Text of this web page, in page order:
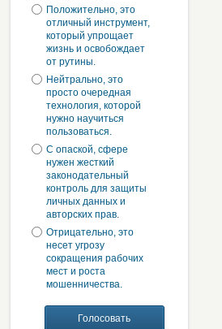
Положительно, это
отличный инструмент,
который упрощает
жизнь и освобождает
от рутины.
Нейтрально, это
просто очередная
технология, которой
нужно научиться
пользоваться.
С опаской, сфере
нужен жесткий
законодательный
контроль для защиты
личных данных и
авторских прав.
Отрицательно, это
несет угрозу
сокращения рабочих
мест и роста
мошенничества.